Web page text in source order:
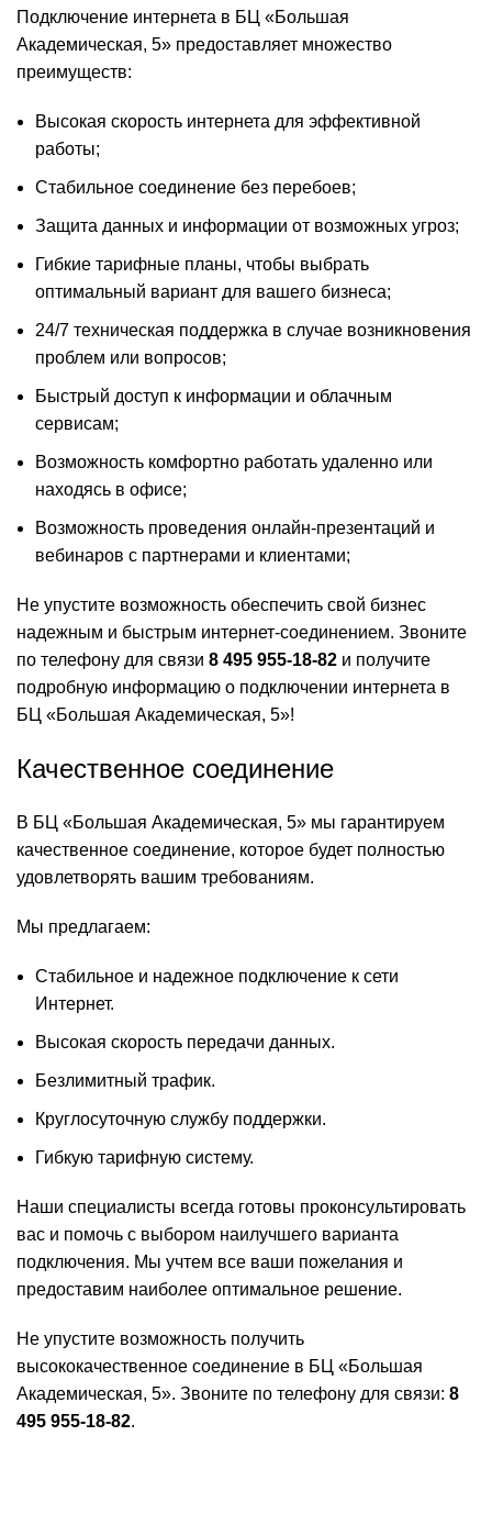
Подключение интернета в БЦ «Большая
Академическая, 5» предоставляет множество
преимуществ:
Высокая скорость интернета для эффективной
работы;
Стабильное соединение без перебоев;
Защита данных и информации от возможных угроз;
Гибкие тарифные планы, чтобы выбрать
оптимальный вариант для вашего бизнеса;
24/7 техническая поддержка в случае возникновения
проблем или вопросов;
Быстрый доступ к информации и облачным
сервисам;
Возможность комфортно работать удаленно или
находясь в офисе;
Возможность проведения онлайн-презентаций и
вебинаров с партнерами и клиентами;
Не упустите возможность обеспечить свой бизнес
надежным и быстрым интернет-соединением. Звоните
по телефону для связи 8 495 955-18-82 и получите
подробную информацию о подключении интернета в
БЦ «Большая Академическая, 5»!
Качественное соединение
В БЦ «Большая Академическая, 5» мы гарантируем
качественное соединение, которое будет полностью
удовлетворять вашим требованиям.
Мы предлагаем:
Стабильное и надежное подключение к сети
Интернет.
Высокая скорость передачи данных.
Безлимитный трафик.
Круглосуточную службу поддержки.
Гибкую тарифную систему.
Наши специалисты всегда готовы проконсультировать
вас и помочь с выбором наилучшего варианта
подключения. Мы учтем все ваши пожелания и
предоставим наиболее оптимальное решение.
Не упустите возможность получить
высококачественное соединение в БЦ «Большая
Академическая, 5». Звоните по телефону для связи: 8
495 955-18-82.